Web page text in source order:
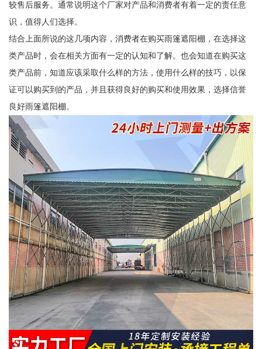
较售后服务。通常说明这个厂家对产品和消费者有着一定的责任意
识，值得人们选择。
结合上面所说的这几项内容，消费者在购买雨篷遮阳棚，在选择这
类产品时，会在相关方面有一定的认知和了解。也会知道在购买这
类产品前，知道应该采取什么样的方法，使用什么样的技巧，以保
证可以购买到的产品，并且获得良好的购买和使用效果，选择信誉
良好雨篷遮阳棚。